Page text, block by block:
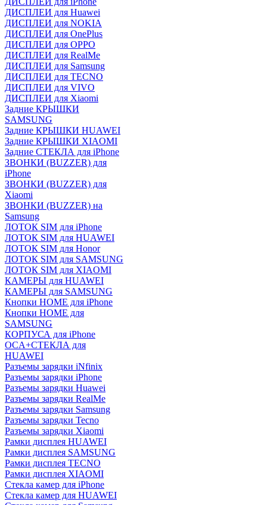
ДИСПЛЕИ для Huawei
ДИСПЛЕИ для NOKIA
ДИСПЛЕИ для OnePlus
ДИСПЛЕИ для OPPO
ДИСПЛЕИ для RealMe
ДИСПЛЕИ для Samsung
ДИСПЛЕИ для TECNO
ДИСПЛЕИ для VIVO
ДИСПЛЕИ для Xiaomi
Задние КРЫШКИ
SAMSUNG
Задние КРЫШКИ HUAWEI
Задние КРЫШКИ XIAOMI
Задние СТЕКЛА для iPhone
ЗВОНКИ (BUZZER) для
iPhone
ЗВОНКИ (BUZZER) для
Xiaomi
ЗВОНКИ (BUZZER) на
Samsung
ЛОТОК SIM для iPhone
ЛОТОК SIM для HUAWEI
ЛОТОК SIM для Honor
ЛОТОК SIM для SAMSUNG
ЛОТОК SIM для XIAOMI
КАМЕРЫ для HUAWEI
КАМЕРЫ для SAMSUNG
Кнопки HOME для iPhone
Кнопки HOME для
SAMSUNG
КОРПУСА для iPhone
OCA+СТЕКЛА для
HUAWEI
Разъемы зарядки iNfinix
Разъемы зарядки iPhone
Разъемы зарядки Huawei
Разъемы зарядки RealMe
Разъемы зарядки Samsung
Разъемы зарядки Tecno
Разъемы зарядки Xiaomi
Рамки дисплея HUAWEI
Рамки дисплея SAMSUNG
Рамки дисплея TECNO
Рамки дисплея XIAOMI
Стекла камер для iPhone
Стекла камер для HUAWEI